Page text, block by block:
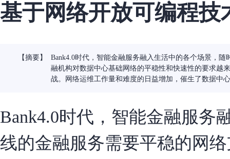
基于网络开放可编程
【摘要】
Bank4.0时代，智能金融服务融入生活中的各个场景，
融机构对数据中心基础网络的平稳性和快速性的要求越
战。网络运维工作量和难度的日益增加，催生了数据中
Bank4.0时代，智能金融服务
线的金融服务需要平稳的网